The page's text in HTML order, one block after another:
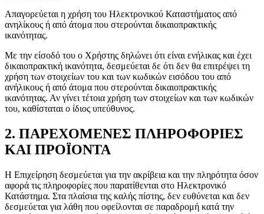
Απαγορεύεται η χρήση του Ηλεκτρονικού Καταστήματος από
ανηλίκους ή από άτομα που στερούνται δικαιοπρακτικής
ικανότητας.
Με την είσοδό του ο Χρήστης δηλώνει ότι είναι ενήλικας και έχει
δικαιοπρακτική ικανότητα, δεσμεύεται δε ότι δεν θα επιτρέψει τη
χρήση των στοιχείων του και των κωδικών εισόδου του από
ανήλικους ή από άτομα που στερούνται δικαιοπρακτικής
ικανότητας. Αν γίνει τέτοια χρήση των στοιχείων και των κωδικών
του, καθίσταται ο ίδιος υπεύθυνος.
2. ΠΑΡΕΧΟΜΕΝΕΣ ΠΛΗΡΟΦΟΡΙΕΣ
ΚΑΙ ΠΡΟΪΟΝΤΑ
Η Επιχείρηση δεσμεύεται για την ακρίβεια και την πληρότητα όσον
αφορά τις πληροφορίες που παρατίθενται στο Ηλεκτρονικό
Κατάστημα. Στα πλαίσια της καλής πίστης, δεν ευθύνεται και δεν
δεσμεύεται για λάθη που οφείλονται σε παραδρομή κατά την